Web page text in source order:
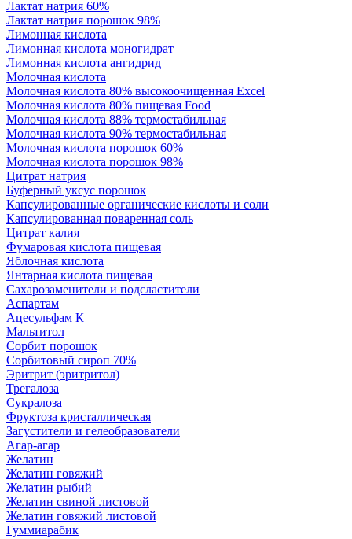
Лактат натрия 60%
Лактат натрия порошок 98%
Лимонная кислота
Лимонная кислота моногидрат
Лимонная кислота ангидрид
Молочная кислота
Молочная кислота 80% высокоочищенная Excel
Молочная кислота 80% пищевая Food
Молочная кислота 88% термостабильная
Молочная кислота 90% термостабильная
Молочная кислота порошок 60%
Молочная кислота порошок 98%
Цитрат натрия
Буферный уксус порошок
Капсулированные органические кислоты и соли
Капсулированная поваренная соль
Цитрат калия
Фумаровая кислота пищевая
Яблочная кислота
Янтарная кислота пищевая
Сахарозаменители и подсластители
Аспартам
Ацесульфам К
Мальтитол
Сорбит порошок
Сорбитовый сироп 70%
Эритрит (эритритол)
Трегалоза
Сукралоза
Фруктоза кристаллическая
Загустители и гелеобразователи
Агар-агар
Желатин
Желатин говяжий
Желатин рыбий
Желатин свиной листовой
Желатин говяжий листовой
Гуммиарабик